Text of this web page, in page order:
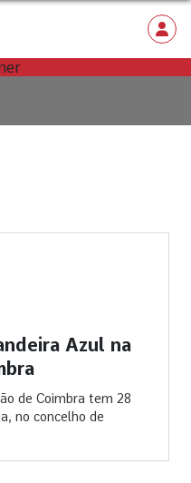
Azul na
de Coimbra tem 28
no concelho de